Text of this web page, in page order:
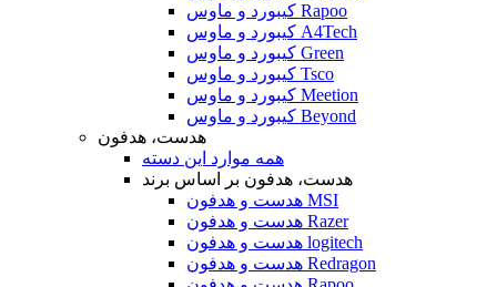
کیبورد و ماوس Rapoo
کیبورد و ماوس A4Tech
کیبورد و ماوس Green
کیبورد و ماوس Tsco
کیبورد و ماوس Meetion
کیبورد و ماوس Beyond
هدست، هدفون
همه موارد این دسته
هدست، هدفون بر اساس برند
هدست و هدفون MSI
هدست و هدفون Razer
هدست و هدفون logitech
هدست و هدفون Redragon